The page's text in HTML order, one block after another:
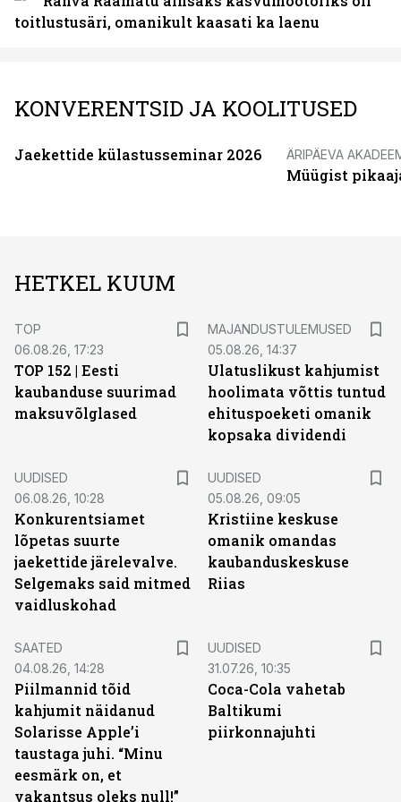
toitlustusäri, omanikult kaasati ka laenu
KONVERENTSID JA KOOLITUSED
Jaekettide külastusseminar 2026 ÄRIPÄEVA
Müügist
HETKEL KUUM
TOP
06.08.26, 17:23
TOP 152 | Eesti
kaubanduse suurimad
maksuvõlglased
MAJANDUSTULEMUSED
05.08.26, 14:37
Ulatuslikust kahjumist
hoolimata võttis tuntud
ehituspoeketi omanik
kopsaka dividendi
UUDISED
06.08.26, 10:28
Konkurentsiamet
lõpetas suurte
jaekettide järelevalve.
Selgemaks said mitmed
vaidluskohad
UUDISED
05.08.26, 09:05
Kristiine keskuse
omanik omandas
kaubanduskeskuse
Riias
SAATED
04.08.26, 14:28
Piilmannid tõid
kahjumit näidanud
Solarisse Apple’i
taustaga juhi. “Minu
eesmärk on, et
vakantsus oleks null!”
UUDISED
31.07.26, 10:35
Coca-Cola vahetab
Baltikumi
piirkonnajuhti